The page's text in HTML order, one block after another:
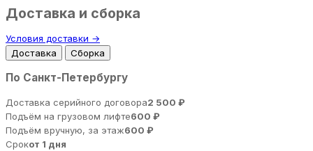
Доставка и сборка
Условия доставки →
Доставка
Сборка
По Санкт-Петербургу
Доставка серийного договора2 500 ₽
Подъём на грузовом лифте600 ₽
Подъём вручную, за этаж600 ₽
Срокот 1 дня